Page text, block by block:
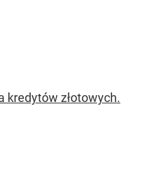
kredytów złotowych.